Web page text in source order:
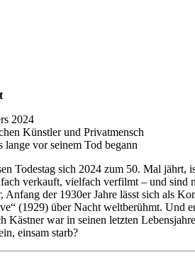
2024
Künstler und Privatmensch
lange vor seinem Tod begann
Todestag sich 2024 zum 50. Mal
verkauft, vielfach verfilmt – und sind
Anfang der 1930er Jahre lässt sich als
(1929) über Nacht weltberühmt. Und
Kästner war in seinen letzten
einsam starb?